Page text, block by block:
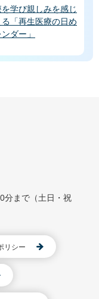
学び親しみを感じ
「再生医療の日め
ダー」
分まで（土日・祝
リシー